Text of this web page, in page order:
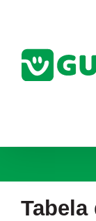
conteúdo
Tabela